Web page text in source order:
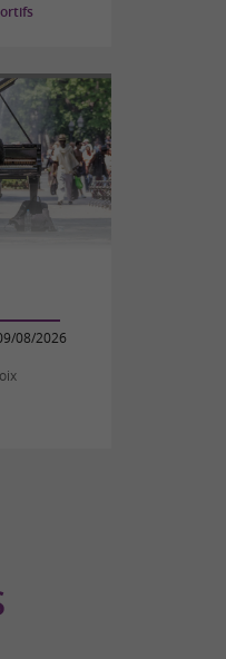
08/2026